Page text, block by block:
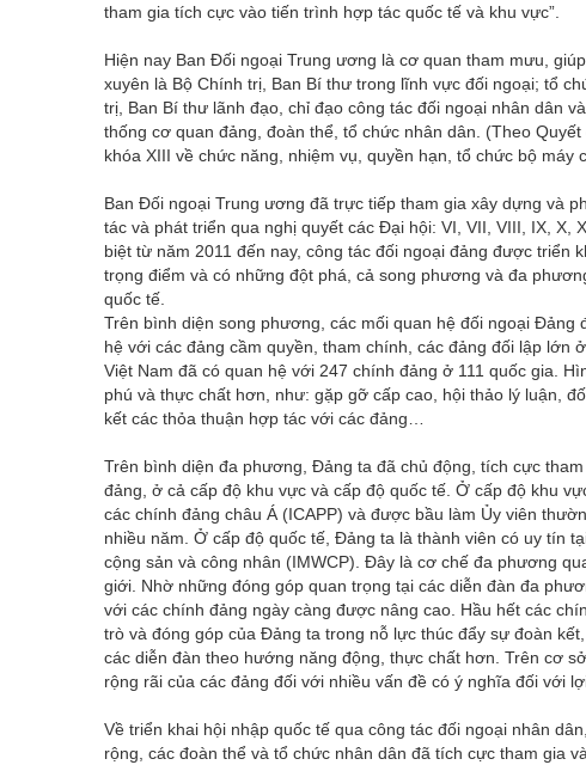
tham gia tích cực vào tiến trình hợp tác quốc tế và khu vực”.
Hiện nay Ban Đối ngoại Trung ương là cơ quan tham mưu,
xuyên là Bộ Chính trị, Ban Bí thư trong lĩnh vực đối ngoại; tổ
trị, Ban Bí thư lãnh đạo, chỉ đạo công tác đối ngoại nhân dân
thống cơ quan đảng, đoàn thể, tổ chức nhân dân. (Theo
khóa XIII về chức năng, nhiệm vụ, quyền hạn, tổ
Ban Đối ngoại Trung ương đã trực tiếp tham gia xây dựng và
tác và phát triển qua nghị quyết các Đại hội: VI, VII, VIII, IX,
biệt từ năm 2011 đến nay, công tác đối ngoại đảng được triển
trọng điểm và có những đột phá, cả song phương và đa
quốc tế.
Trên bình diện song phương, các mối quan hệ đối ngoại
hệ với các đảng cầm quyền, tham chính, các đảng đối lập
Việt Nam đã có quan hệ với 247 chính đảng ở 111 quốc gia.
phú và thực chất hơn, như: gặp gỡ cấp cao, hội thảo lý luận,
kết các thỏa thuận hợp tác với các đảng…
Trên bình diện đa phương, Đảng ta đã chủ động, tích cực
đảng, ở cả cấp độ khu vực và cấp độ quốc tế. Ở cấp độ khu
các chính đảng châu Á (ICAPP) và được bầu làm Ủy viên
nhiều năm. Ở cấp độ quốc tế, Đảng ta là thành viên có uy tín
cộng sản và công nhân (IMWCP). Đây là cơ chế đa phương
giới. Nhờ những đóng góp quan trọng tại các diễn đàn đa
với các chính đảng ngày càng được nâng cao. Hầu hết các
trò và đóng góp của Đảng ta trong nỗ lực thúc đẩy sự đoàn
các diễn đàn theo hướng năng động, thực chất hơn. Trên cơ
rộng rãi của các đảng đối với nhiều vấn đề có ý nghĩa đối với
Về triển khai hội nhập quốc tế qua công tác đối ngoại nhân
rộng, các đoàn thể và tổ chức nhân dân đã tích cực tham gia